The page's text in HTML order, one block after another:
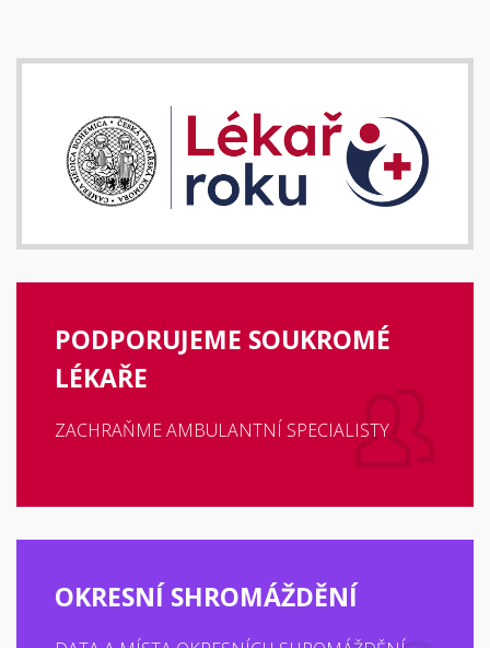
PODPORUJEME SOUKROMÉ
LÉKAŘE
ZACHRAŇME AMBULANTNÍ SPECIALISTY
OKRESNÍ SHROMÁŽDĚNÍ